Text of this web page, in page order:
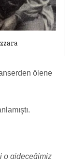
ölene
o gideceğimiz